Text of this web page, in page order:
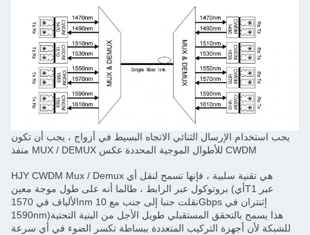
يجب استخدام الإرسال الثنائي الاتجاه البسيط في أزواج ، يجب أن تكون
منفذ MUX / DEMUX للأطوال الموجية المحددة عكس CWDM
HJY CWDM Mux / Demux هي تقنية سلبية ، فإنها تسمح لنقل أي
بروتوكول عبر الرابط ، طالما أنه على طول موجة معين (أيT1 عبر
الألياف في 1570nm نقلت جنبا إلى جنب مع 10Gbps إثنتران في
1590nm)هذا يسمح بالتحقق المستقبلي طويل الأجل من البنية التحتية
للشبكة لأن أجهزة التركيب المتعددة ببساطة تكسر الضوء في أي سرعة